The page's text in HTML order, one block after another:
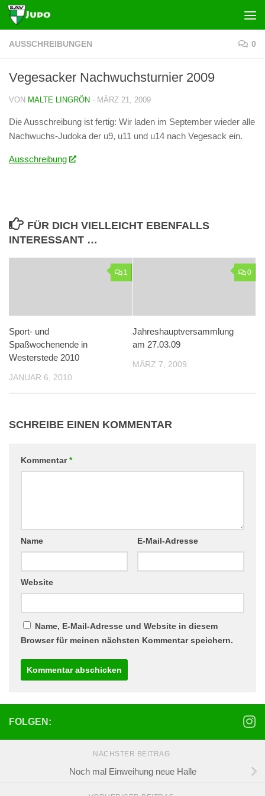
Zum Inhalt springen
AUSSCHREIBUNGEN 0
Vegesacker Nachwuchsturnier 2009
VON MALTE LINGRÖN · MÄRZ 21, 2009
Die Ausschreibung ist fertig: Wir laden im September wieder alle
Nachwuchs-Judoka der u9, u11 und u14 nach Vegesack ein.
Ausschreibung
FÜR DICH VIELLEICHT EBENFALLS
INTERESSANT …
1
Sport- und
Spaßwochenende in
Westerstede 2010
JANUAR 6, 2010
0
Jahreshauptversammlung
am 27.03.09
MÄRZ 7, 2009
SCHREIBE EINEN KOMMENTAR
Kommentar*
Name E-Mail-Adresse
Website
Name, E-Mail-Adresse und Website in diesem
Browser für meinen nächsten Kommentar speichern.
FOLGEN:
NÄCHSTER BEITRAG
Noch mal Einweihung neue Halle